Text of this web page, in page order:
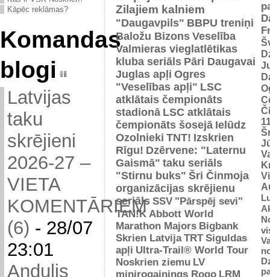
Kāpēc reklāmas?
Komandas
blogi
Latvijas
taku
skrējieni
2026-27 –
VIETA
KOMENTĀRIEM
(6) - 28/07
23:01
Andulis
Zilajiem kalniem
"Daugavpils" BBPU treniņi
Baložu BizonsVeselība
Valmieras vieglatlētikas
kluba seriāls Pāri Daugavai
Juglas apļi Ogres
"Veselības apļi" LSC
atklātais čempionāts
stadionā LSC atklātais
čempionāts šosejā Ielūdz
Ozolnieki TNT! Izskrien
Rīgu! Dzērvene: "Laternu
Gaismā" taku seriāls
"Stirnu buks" Šri Činmoja
organizācijas skrējienu
seriāls SSV "Pārspēj sevi"
TAN!K Abbott World
Marathon Majors Bigbank
Skrien Latvija TRT Siguldas
apļi Ultra-Trail® World Tour
Noskrien ziemu LV
minirogainings Rogo LRM